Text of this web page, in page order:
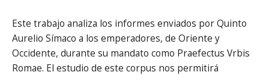
Este trabajo analiza los informes enviados por Quinto
Aurelio Símaco a los emperadores, de Oriente y
Occidente, durante su mandato como Praefectus Vrbis
Romae. El estudio de este corpus nos permitirá